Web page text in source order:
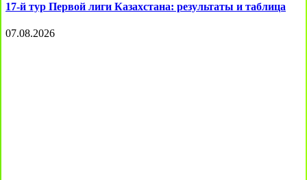
17-й тур Первой лиги Казахстана: результаты и таблица
07.08.2026